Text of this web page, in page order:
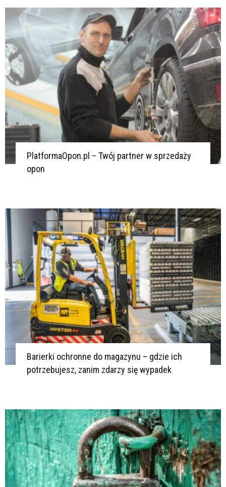
PlatformaOpon.pl – Twój partner w sprzedaży
opon
Barierki ochronne do magazynu – gdzie ich
potrzebujesz, zanim zdarzy się wypadek